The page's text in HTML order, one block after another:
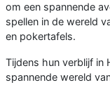
om een spannende
spellen in de wereld
en pokertafels.
Tijdens hun verblijf in
spannende wereld